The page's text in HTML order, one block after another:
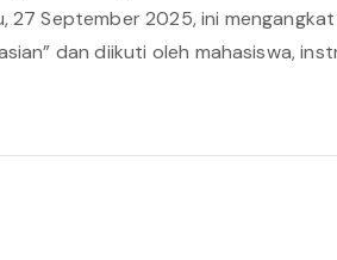
27 September 2025, ini
dan diikuti oleh mahasiswa,